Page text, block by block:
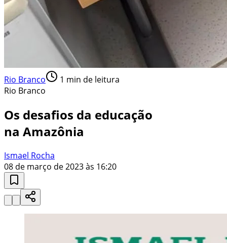
Rio Branco 1 min de leitura
Rio Branco
Os desafios da educação
na Amazônia
Ismael Rocha
08 de março de 2023 às 16:20